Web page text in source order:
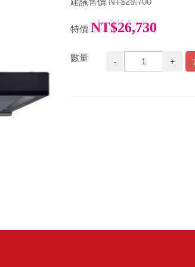
特價 NT$26,730
數量 - +